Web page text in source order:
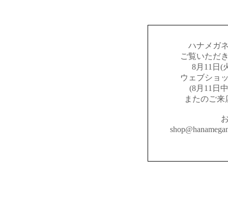
ハナメガ
ご覧いただ
8月11日(
ウェブショ
(8月11日
またのご